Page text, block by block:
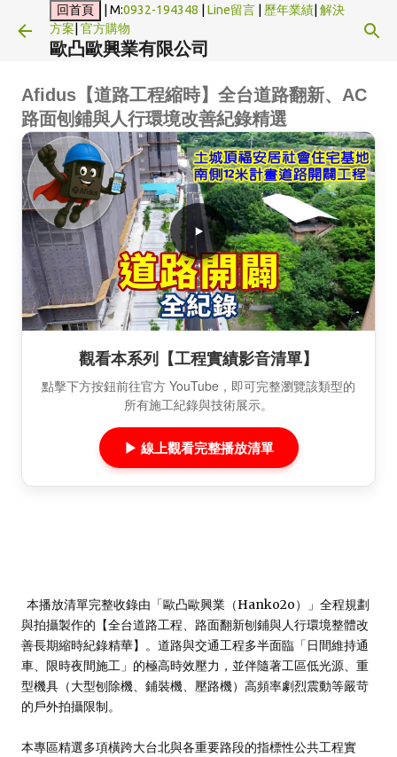
| M:0932-194348 Line留言 歷年業績 解決
方案 官方購物
歐凸歐興業有限公司
Afidus【道路工程縮時】全台道路翻新、AC
路面刨鋪與人行環境改善紀錄精選
觀看本系列【工程實績影音清單】
點擊下方按鈕前往官方 YouTube，即可完整瀏覽該類型的
所有施工紀錄與技術展示。
▶ 線上觀看完整播放清單
與拍攝製作的【全台道路工程、路面翻新刨鋪與人行環境整體改
善長期縮時紀錄精華】。道路與交通工程多半面臨「日間維持通
車、限時夜間施工」的極高時效壓力，並伴隨著工區低光源、重
型機具（大型刨除機、鋪裝機、壓路機）高頻率劇烈震動等嚴苛
的戶外拍攝限制。
本專區精選多項橫跨大台北與各重要路段的指標性公共工程實